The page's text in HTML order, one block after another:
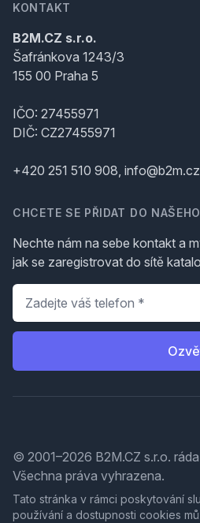
KONTAKT
B2M.CZ s.r.o.
Šafránkova 1243/3
155 00 Praha 5
IČO: 27455971
DIČ: CZ27455971
+420 251 510 908, info@b2m.cz
CHCETE SE PŘIDAT DO
Nechte nám na sebe kontakt a
jak se zaregistrovat do sítě
Telefon
© 2001–2026 B2M.CZ s.r.o. ráda
Všechna práva vyhrazena.
Tato stránka v rámci poskytování
používání a dostupnosti cookies